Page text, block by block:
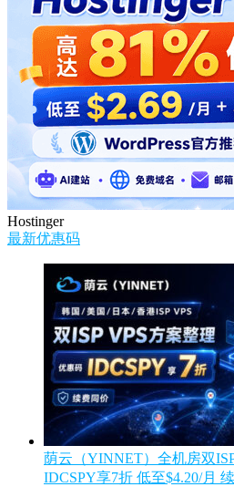
Hostinger
最新优惠码
荫云（YINNET）全机房双
IDCSPY享7折 低至$4.20/月